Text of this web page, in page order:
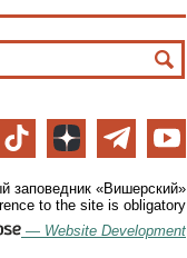
заповедник «Вишерский»
to the site is obligatory
— Website Development